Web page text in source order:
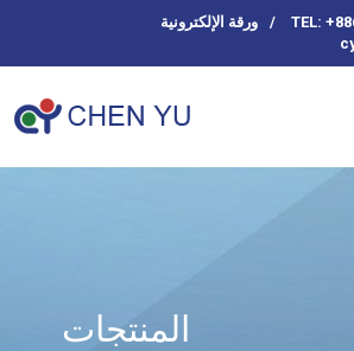
ورقة الإلكترونية / TEL:
المنتجات